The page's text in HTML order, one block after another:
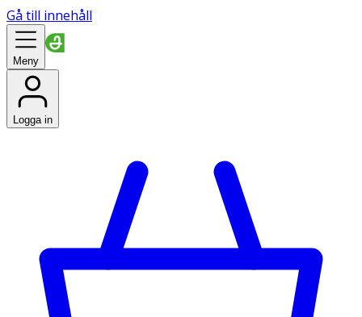
Gå till innehåll
Meny
Logga in